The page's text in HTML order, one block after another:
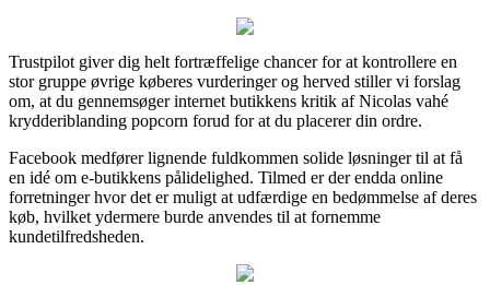
Trustpilot giver dig helt fortræffelige chancer for at kontrollere en
stor gruppe øvrige køberes vurderinger og herved stiller vi forslag
om, at du gennemsøger internet butikkens kritik af Nicolas vahé
krydderiblanding popcorn forud for at du placerer din ordre.
Facebook medfører lignende fuldkommen solide løsninger til at få
en idé om e-butikkens pålidelighed. Tilmed er der endda online
forretninger hvor det er muligt at udfærdige en bedømmelse af deres
køb, hvilket ydermere burde anvendes til at fornemme
kundetilfredsheden.